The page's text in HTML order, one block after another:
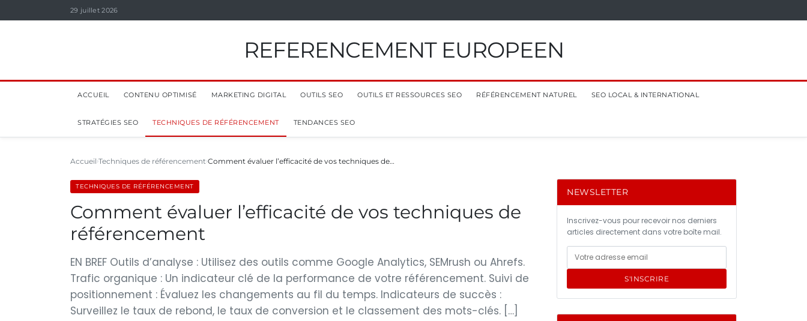
29 juillet 2026
REFERENCEMENT EUROPEEN
ACCUEIL CONTENU OPTIMISÉ MARKETING DIGITAL OUTILS SEO OUTILS ET RESSOURCES SEO RÉFÉRENCEMENT NATUREL SEO LOCAL & INTERNATIONAL
STRATÉGIES SEO TECHNIQUES DE RÉFÉRENCEMENT TENDANCES SEO
Accueil Techniques de référencement Comment évaluer l’efficacité de vos techniques de…
TECHNIQUES DE RÉFÉRENCEMENT
Comment évaluer l’efficacité de vos techniques de
référencement
EN BREF Outils d’analyse : Utilisez des outils comme Google Analytics, SEMrush ou Ahrefs.
Trafic organique : Un indicateur clé de la performance de votre référencement. Suivi de
positionnement : Évaluez les changements au fil du temps. Indicateurs de succès :
Surveillez le taux de rebond, le taux de conversion et le classement des mots-clés. […]
NEWSLETTER
Inscrivez-vous pour recevoir nos derniers
articles directement dans votre boîte mail.
S'INSCRIRE